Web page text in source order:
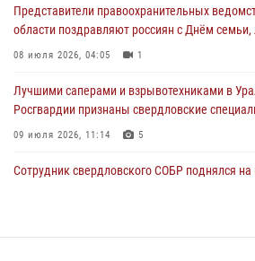
Представители правоохранительных
области поздравляют россиян с Днём
08 июля 2026, 04:05 1
Лучшими саперами и взрывотехниками в
Росгвардии признаны свердловские
09 июля 2026, 11:14 5
Сотрудник свердловского СОБР поднялся на